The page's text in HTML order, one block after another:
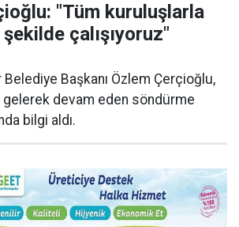
"Tüm kuruluşlarla
çalışıyoruz"
Belediye Başkanı Özlem Çerçioğlu,
gelerek devam eden söndürme
bilgi aldı.